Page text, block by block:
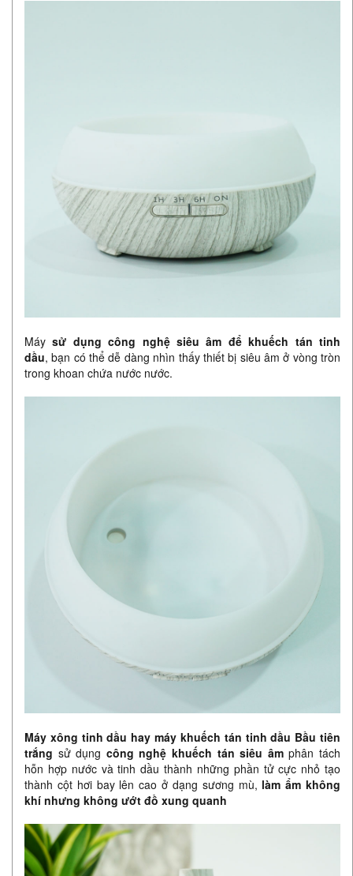
Máysử dụng công nghệ siêu âm để khuếch tán tinh
dầu, bạn có thể dễ dàng nhìn thấy thiết bị siêu âm ở vòng tròn
trong khoan chứa nước nước.
Máy xông tinh dầu hay máy khuếch tán tinh dầu Bầu tiên
trắng sử dụng công nghệ khuếch tán siêu âmphân tách
hỗn hợp nước và tinh dầu thành những phần tử cực nhỏ tạo
thành cột hơi bay lên cao ở dạng sương mù, làm ẩm không
khí nhưng không ướt đồ xung quanh